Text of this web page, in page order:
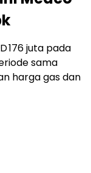
176 juta pada
sama
harga gas dan